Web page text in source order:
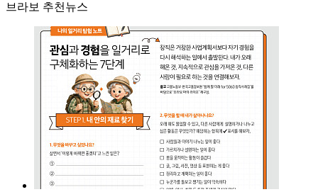
브라보 추천뉴스